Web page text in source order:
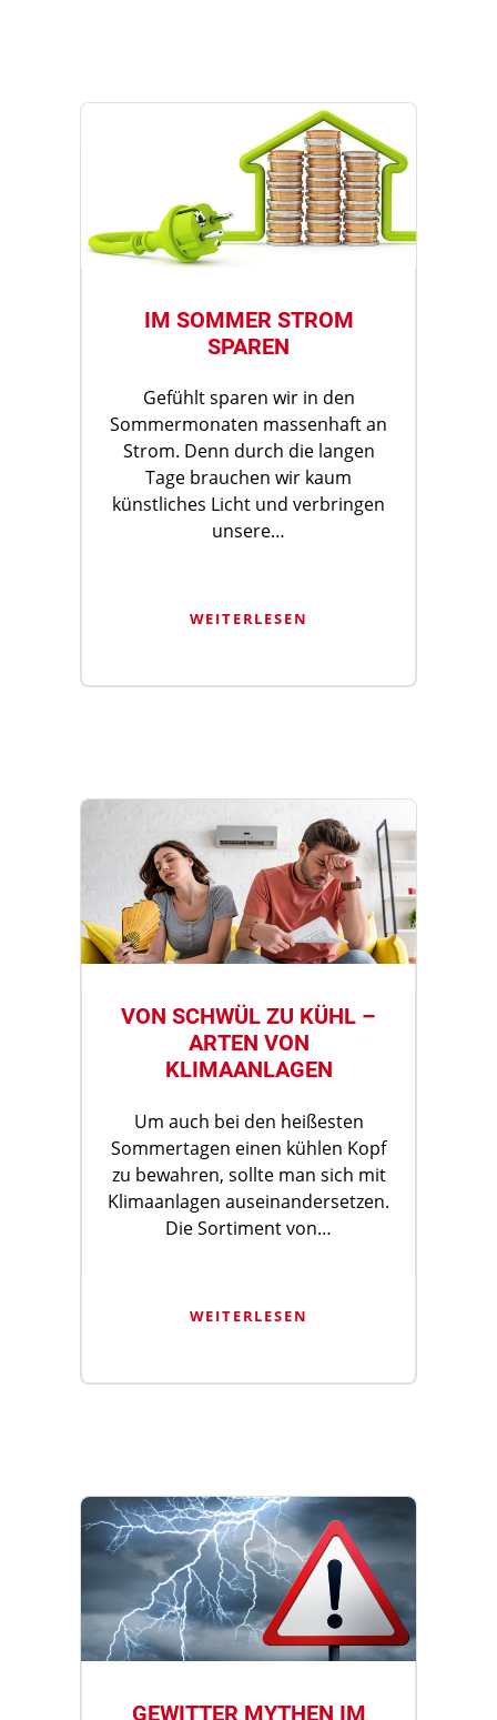
IM SOMMER STROM
SPAREN
Gefühlt sparen wir in den
Sommermonaten massenhaft an
Strom. Denn durch die langen
Tage brauchen wir kaum
künstliches Licht und verbringen
unsere…
WEITERLESEN
VON SCHWÜL ZU KÜHL –
ARTEN VON
KLIMAANLAGEN
Um auch bei den heißesten
Sommertagen einen kühlen Kopf
zu bewahren, sollte man sich mit
Klimaanlagen auseinandersetzen.
Die Sortiment von…
WEITERLESEN
GEWITTER MYTHEN IM